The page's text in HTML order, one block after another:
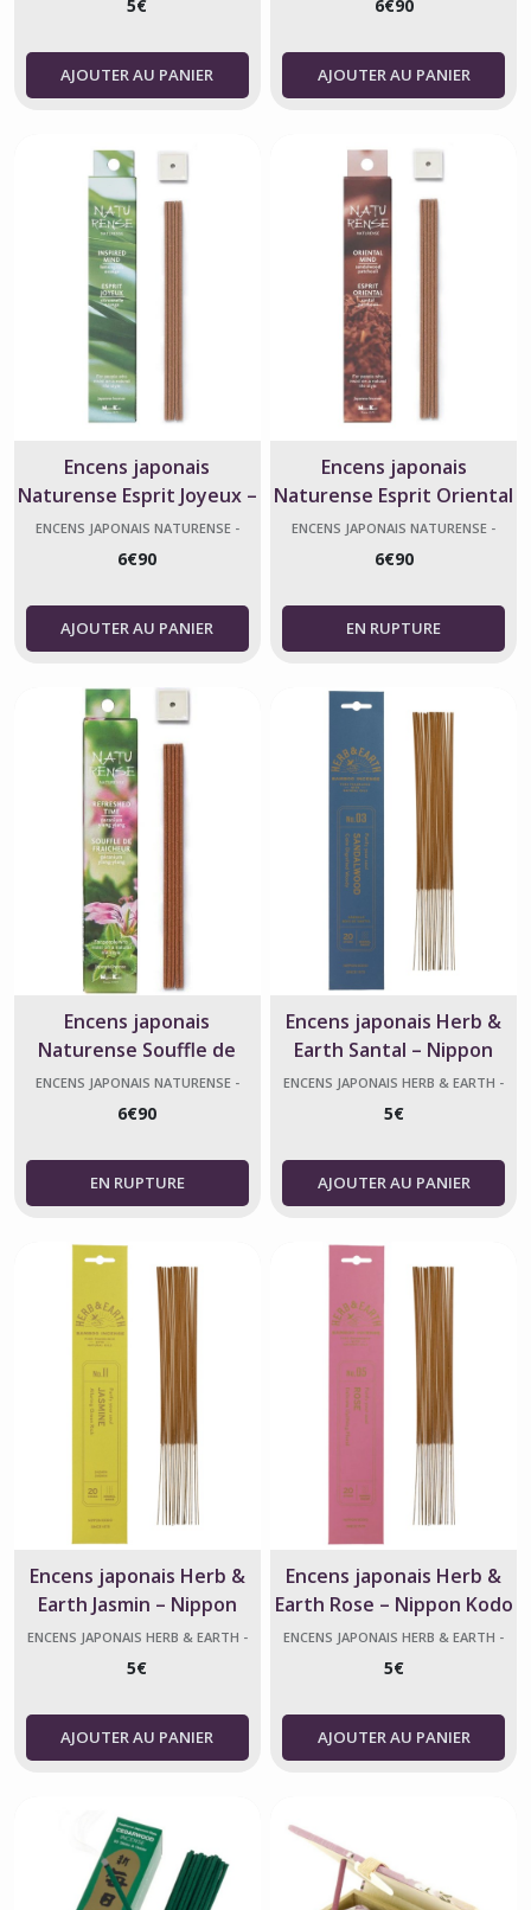
5€
AJOUTER AU PANIER
6€90
AJOUTER AU PANIER
Encens japonais
Naturense Esprit Joyeux –
Nippon Kodo
ENCENS JAPONAIS NATURENSE -
6€90
AJOUTER AU PANIER
Encens japonais
Naturense Esprit Oriental
– Nippon Kodo
ENCENS JAPONAIS NATURENSE -
6€90
Encens japonais
Naturense Souffle de
Fraîcheur – Nippon Kodo
ENCENS JAPONAIS NATURENSE -
6€90
Encens japonais Herb &
Earth Santal – Nippon
Kodo
ENCENS JAPONAIS HERB & EARTH -
5€
AJOUTER AU PANIER
Encens japonais Herb &
Earth Jasmin – Nippon
Kodo
ENCENS JAPONAIS HERB & EARTH -
5€
AJOUTER AU PANIER
Encens japonais Herb &
Earth Rose – Nippon Kodo
ENCENS JAPONAIS HERB & EARTH -
5€
AJOUTER AU PANIER